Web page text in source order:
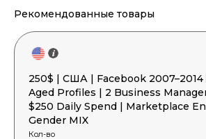
Рекомендованные товары
250$ | США | Facebook
Aged Profiles | 2 Business
$250 Daily Spend | Marketplace
Gender MIX
Кол-во